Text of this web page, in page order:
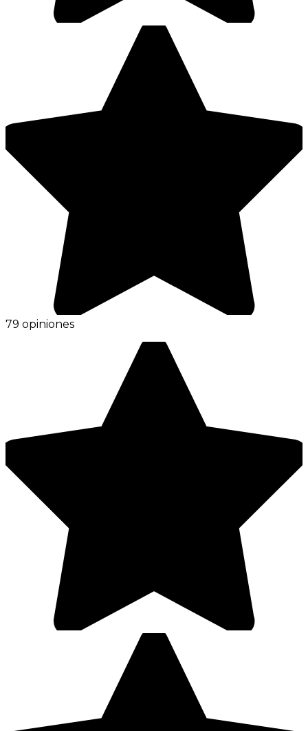
79 opiniones